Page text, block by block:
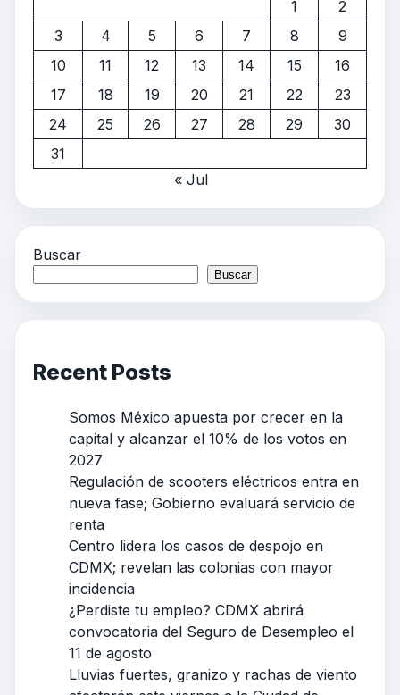
1
2
3
4 5 6 7 8
9
10
11 12 13 14 15
16
17
18 19 20 21 22
23
24
25 26 27 28 29
30
31
« Jul
Buscar
Buscar
Recent Posts
Somos México apuesta por crecer en la
capital y alcanzar el 10% de los votos en
2027
Regulación de scooters eléctricos entra en
nueva fase; Gobierno evaluará servicio de
renta
Centro lidera los casos de despojo en
CDMX; revelan las colonias con mayor
incidencia
¿Perdiste tu empleo? CDMX abrirá
convocatoria del Seguro de Desempleo el
11 de agosto
Lluvias fuertes, granizo y rachas de viento